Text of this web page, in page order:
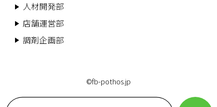
人材開発部
店舗運営部
調剤企画部
©fb-pothos.jp